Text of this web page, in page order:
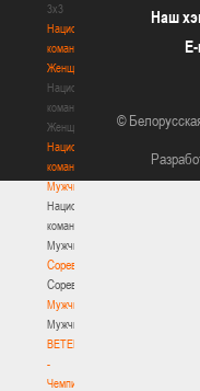
3х3
Национальная
команда.
Женщины
Национальная
команда.
Женщины
Национальная
команда.
Мужчины
Национальная
команда.
Мужчины
Соревнования
Соревнования
Мужчины
Мужчины
BETERA
-
Чемпионат
Наш
©